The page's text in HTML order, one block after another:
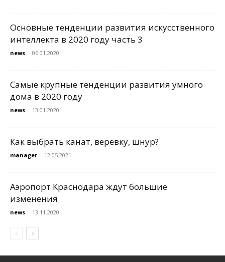
Основные тенденции развития искусственного
интеллекта в 2020 году часть 3
news - 06.01.2020
Самые крупные тенденции развития умного
дома в 2020 году
news - 13.01.2020
Как выбрать канат, верёвку, шнур?
manager - 12.05.2021
Аэропорт Краснодара ждут большие
изменения
news - 13.11.2020